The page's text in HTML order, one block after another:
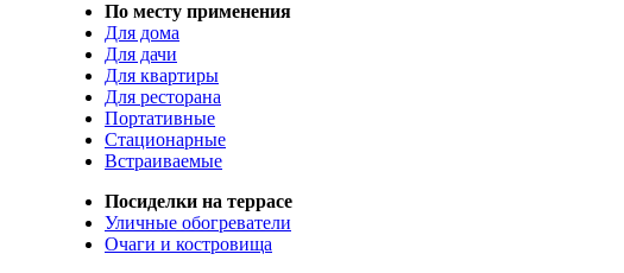
По месту применения
Для дома
Для дачи
Для квартиры
Для ресторана
Портативные
Стационарные
Встраиваемые
Посиделки на террасе
Уличные обогреватели
Очаги и костровища